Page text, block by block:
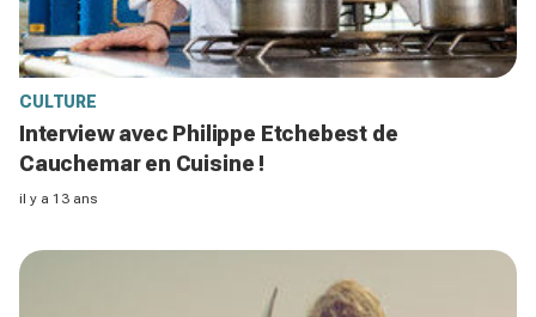
CULTURE
Interview avec Philippe Etchebest de
Cauchemar en Cuisine !
il y a 13 ans